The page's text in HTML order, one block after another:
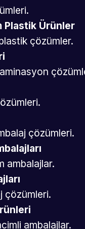
Plastik Ürünler
çözümler.
çözümleri.
ambalajlar.
çözümleri.
ambalajlar.